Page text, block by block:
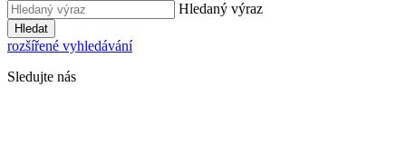
Hledaný výraz
Hledat
rozšířené vyhledávání
Sledujte nás